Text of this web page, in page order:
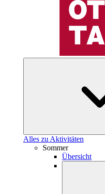
Alles zu Aktivitäten
Sommer
Übersicht